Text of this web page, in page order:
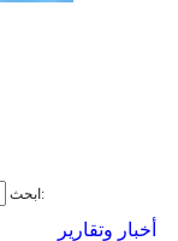
ابحث ابحث عن:
أخبار وتقارير